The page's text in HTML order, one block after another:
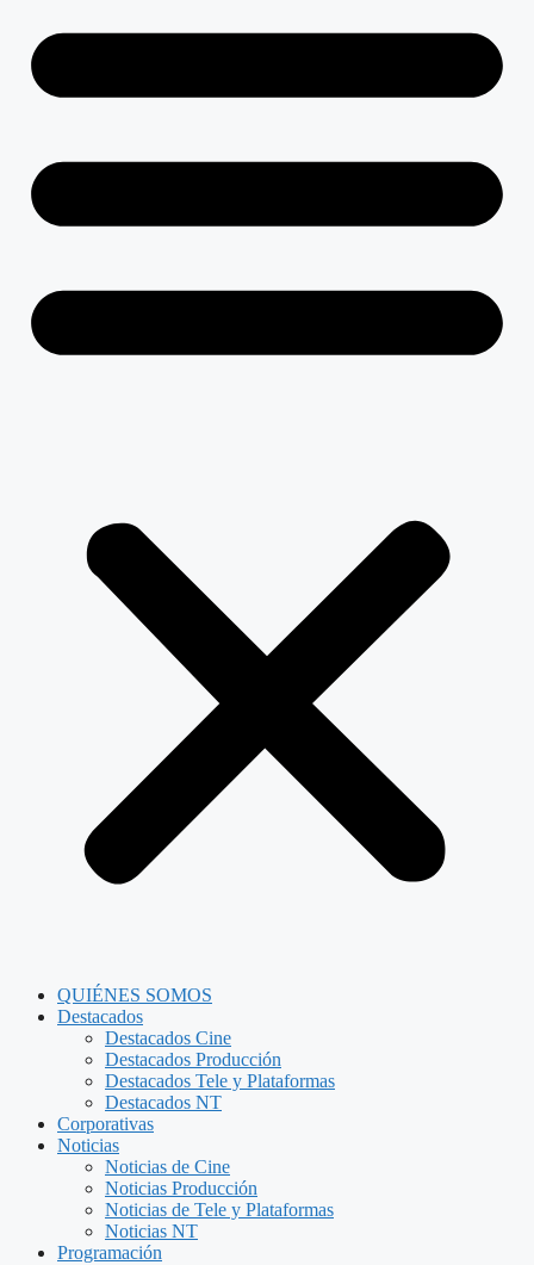
QUIÉNES SOMOS
Destacados
Destacados Cine
Destacados Producción
Destacados Tele y Plataformas
Destacados NT
Corporativas
Noticias
Noticias de Cine
Noticias Producción
Noticias de Tele y Plataformas
Noticias NT
Programación